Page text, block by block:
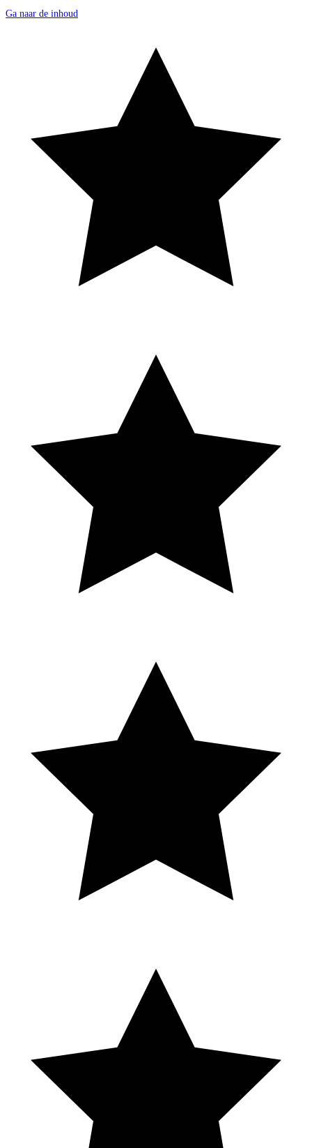
Ga naar de inhoud